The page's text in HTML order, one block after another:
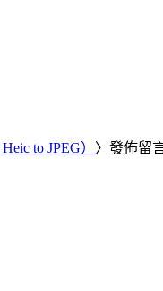
to JPEG） 〉發佈留